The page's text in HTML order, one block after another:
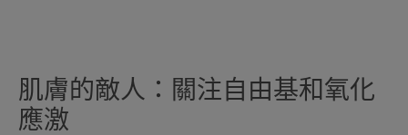
肌膚的敵人：關注自由基和氧化
應激